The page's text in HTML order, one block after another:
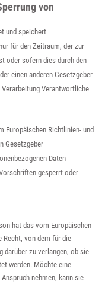
von
und speichert
für den Zeitraum, der zur
oder sofern dies durch den
einen anderen Gesetzgeber
Verantwortliche
Europäischen Richtlinien- und
Gesetzgeber
Daten
gesperrt oder
hat das vom Europäischen
Recht, von dem für die
darüber zu verlangen, ob sie
werden. Möchte eine
nehmen, kann sie